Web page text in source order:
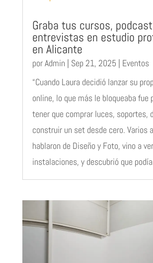
Graba tus cursos,
entrevistas en estudio
en Alicante
porAdmin | Sep 21, 2025 | Eventos
“Cuando Laura decidió lanzar su
online, lo que más le bloqueaba fue
tener que comprar luces, soportes,
construir un set desde cero. Varios
hablaron de Diseño y Foto, vino a
instalaciones, y descubrió que